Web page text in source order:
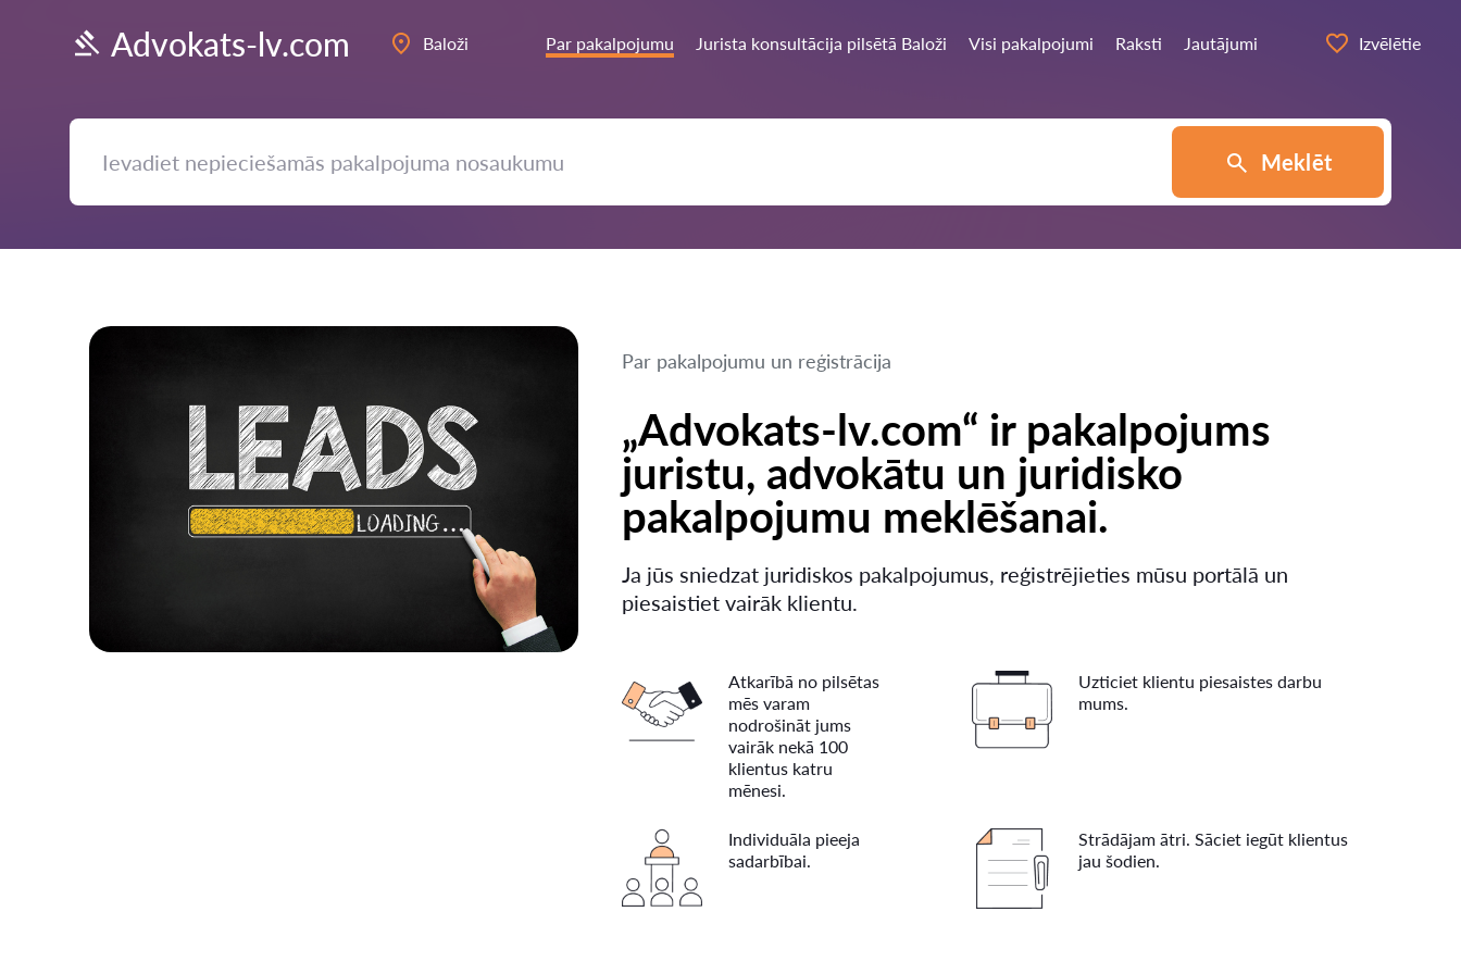
Advokats-lv.com Baloži Par pakalpojumu Jurista konsultācija pilsētā Baloži Visi pakalpojumi Raksti Jautājumi Izvēlētie
Meklēt
Par pakalpojumu un reģistrācija
„Advokats-lv.com“ ir pakalpojums
juristu, advokātu un juridisko
pakalpojumu meklēšanai.
Ja jūs sniedzat juridiskos pakalpojumus, reģistrējieties mūsu portālā un
piesaistiet vairāk klientu.
Atkarībā no pilsētas
mēs varam
nodrošināt jums
vairāk nekā 100
klientus katru
mēnesi.
Uzticiet klientu piesaistes darbu
mums.
Individuāla pieeja
sadarbībai.
Strādājam ātri. Sāciet iegūt klientus
jau šodien.